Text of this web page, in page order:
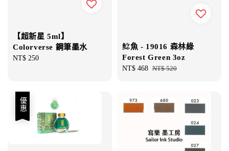
【超新星 5ml】
Colorverse 鋼筆墨水
Regular
NT$ 250
鯰魚 - 19016 森林綠
Forest Green 3oz
Sale
NT$ 468 Regular
NT$ 520
優惠